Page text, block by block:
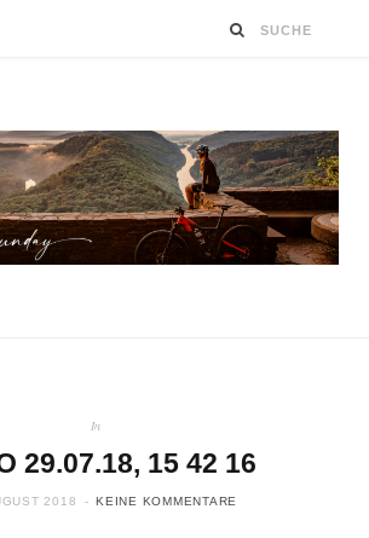
In
29.07.18, 15 42 16
2018 KEINE KOMMENTARE